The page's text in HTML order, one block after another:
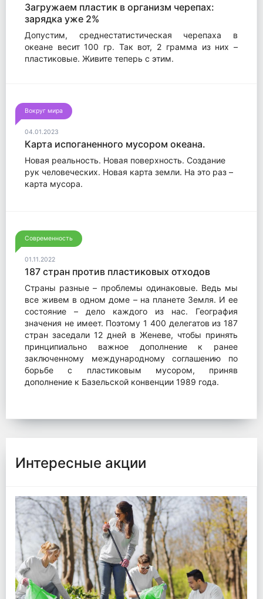
Загружаем пластик в организм черепах:
зарядка уже 2%
Допустим, среднестатистическая черепаха в
океане весит 100 гр. Так вот, 2 грамма из них –
пластиковые. Живите теперь с этим.
Вокруг мира
04.01.2023
Карта испоганенного мусором океана.
Новая реальность. Новая поверхность. Создание
рук человеческих. Новая карта земли. На это раз –
карта мусора.
Современность
01.11.2022
187 стран против пластиковых отходов
Страны разные – проблемы одинаковые. Ведь мы
все живем в одном доме – на планете Земля. И ее
состояние – дело каждого из нас. География
значения не имеет. Поэтому 1 400 делегатов из 187
стран заседали 12 дней в Женеве, чтобы принять
принципиально важное дополнение к ранее
заключенному международному соглашению по
борьбе с пластиковым мусором, приняв
дополнение к Базельской конвенции 1989 года.
Интересные акции